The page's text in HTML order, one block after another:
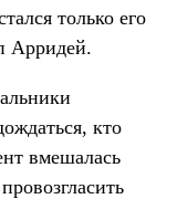
только его
Арридей.
кто
вмешалась